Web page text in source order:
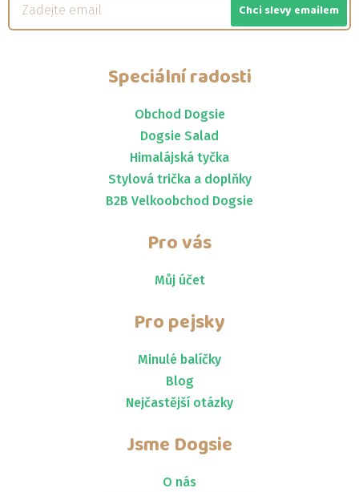
Chci slevy emailem
Speciální radosti
Obchod Dogsie
Dogsie Salad
Himalájská tyčka
Stylová trička a doplňky
B2B Velkoobchod Dogsie
Pro vás
Můj účet
Pro pejsky
Minulé balíčky
Blog
Nejčastější otázky
Jsme Dogsie
O nás